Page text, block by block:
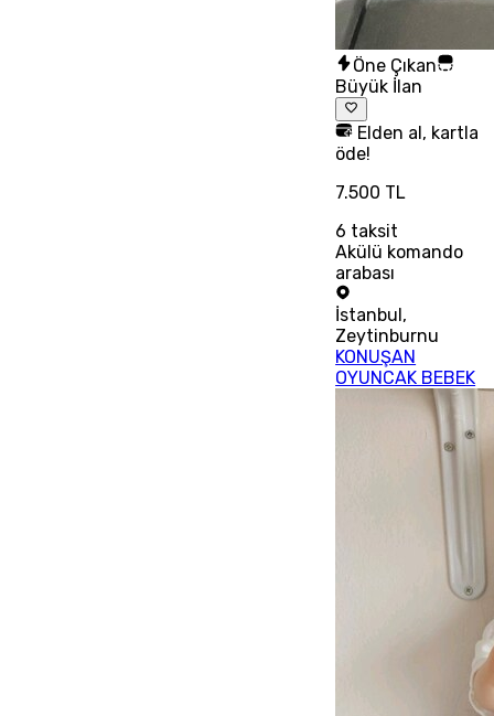
Öne Çıkan
Büyük İlan
Elden al, kartla
öde!
7.500 TL
6 taksit
Akülü komando
arabası
İstanbul ,
Zeytinburnu
KONUŞAN
OYUNCAK BEBEK